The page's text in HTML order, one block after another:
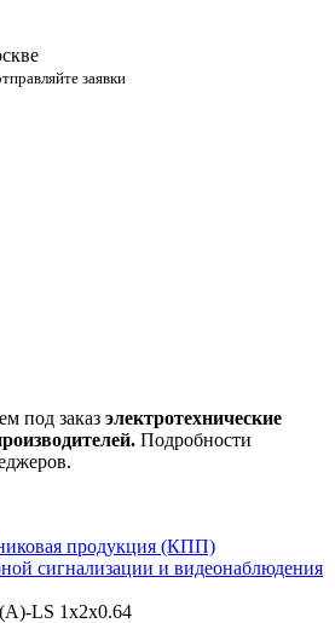
заявки
под заказ электротехнические
Подробности
продукция (КПП)
сигнализации и видеонаблюдения
LS 1х2х0.64